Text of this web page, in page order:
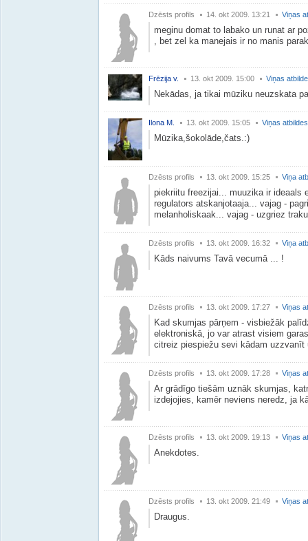
Dzēsts profils 14. okt 2009. 13:21 Viņas
meginu domat to labako un runat ar
, bet zel ka manejais ir no manis
Frēzija v. 13. okt 2009. 15:00 Viņas
Nekādas, ja tikai mūziku neuzskata
Ilona M. 13. okt 2009. 15:05 Viņas atbildes
Mūzika,šokolāde,čats.:)
Dzēsts profils 13. okt 2009. 15:25 Viņa
piekriitu freezijai... muuzika ir ideaals
regulators atskanjotaaja... vajag -
melanholiskaak... vajag - uzgriez
Dzēsts profils 13. okt 2009. 16:32 Viņa
Kāds naivums Tavā vecumā ... !
Dzēsts profils 13. okt 2009. 17:27 Viņas
Kad skumjas pārņem - visbiežāk
elektroniskā, jo var atrast visiem
citreiz piespiežu sevi kādam
Dzēsts profils 13. okt 2009. 17:28 Viņas
Ar grādīgo tiešām uznāk skumjas,
izdejojies, kamēr neviens neredz, ja
Dzēsts profils 13. okt 2009. 19:13 Viņas
Anekdotes.
Dzēsts profils 13. okt 2009. 21:49 Viņas
Draugus.